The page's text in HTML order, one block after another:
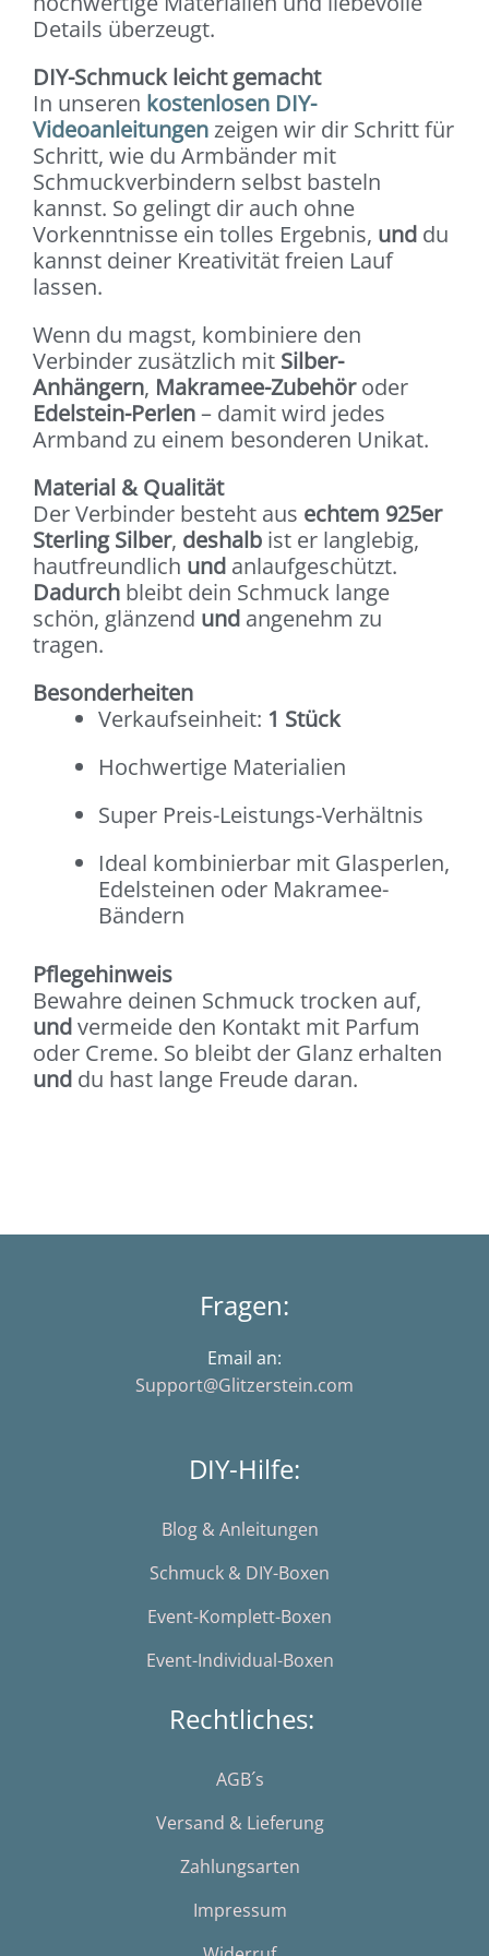
Details überzeugt.
DIY-Schmuck leicht gemacht
In unseren kostenlosen DIY-
Videoanleitungenzeigen wir dir Schritt für
Schritt, wie du Armbänder mit
Schmuckverbindern selbst basteln
kannst. So gelingt dir auch ohne
Vorkenntnisse ein tolles Ergebnis, und du
kannst deiner Kreativität freien Lauf
lassen.
Wenn du magst, kombiniere den
Verbinder zusätzlich mit Silber-
Anhängern, Makramee-Zubehöroder
Edelstein-Perlen– damit wird jedes
Armband zu einem besonderen Unikat.
Material & Qualität
Der Verbinder besteht aus echtem 925er
Sterling Silber, deshalb ist er langlebig,
hautfreundlich und anlaufgeschützt.
Dadurch bleibt dein Schmuck lange
schön, glänzend und angenehm zu
tragen.
Besonderheiten
Verkaufseinheit: 1 Stück
Hochwertige Materialien
Super Preis-Leistungs-Verhältnis
Ideal kombinierbar mit Glasperlen,
Edelsteinen oder Makramee-
Bändern
Pflegehinweis
Bewahre deinen Schmuck trocken auf,
undvermeide den Kontakt mit Parfum
oder Creme. So bleibt der Glanz erhalten
und du hast lange Freude daran.
Fragen:
Email an:
Support@Glitzerstein.com
DIY-Hilfe:
Blog & Anleitungen
Schmuck & DIY-Boxen
Event-Komplett-Boxen
Event-Individual-Boxen
Rechtliches:
AGB´s
Versand & Lieferung
Zahlungsarten
Impressum